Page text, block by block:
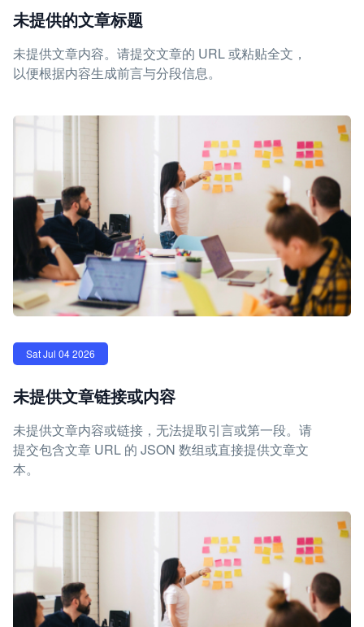
未提供的文章标题
未提供文章内容。请提交文章的 URL 或粘贴全文，
以便根据内容生成前言与分段信息。
Sat Jul 04 2026
未提供文章链接或内容
未提供文章内容或链接，无法提取引言或第一段。请
提交包含文章 URL 的 JSON 数组或直接提供文章文
本。